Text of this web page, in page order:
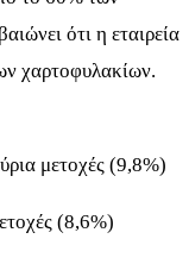
ότι η εταιρεία
χαρτοφυλακίων.
μετοχές (9,8%)
(8,6%)